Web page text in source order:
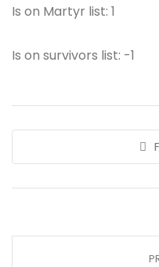
Is on Martyr list: 1
Is on survivors list: -1